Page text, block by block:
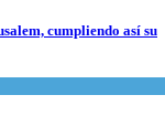
cumpliendo así su